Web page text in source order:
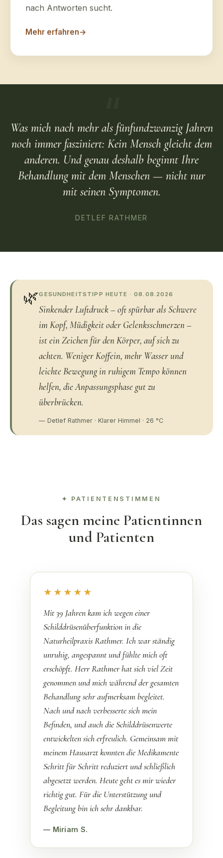
nach Antworten sucht.
Mehr erfahren→
“
Was mich nach mehr als fünfundzwanzig Jahren
noch immer fasziniert: Kein Mensch gleicht dem
anderen. Und genau deshalb beginnt Ihre
Behandlung mit dem Menschen — nicht nur
mit seinen Symptomen.
DETLEF RATHMER
🌿GESUNDHEITSTIPP HEUTE ·08.08.2026
Sinkender Luftdruck – oft spürbar als Schwere
im Kopf, Müdigkeit oder Gelenksschmerzen –
ist ein Zeichen für den Körper, auf sich zu
achten. Weniger Koffein, mehr Wasser und
leichte Bewegung in ruhigem Tempo können
helfen, die Anpassungsphase gut zu
überbrücken.
— Detlef Rathmer · Klarer Himmel · 26 °C
PATIENTENSTIMMEN
Das sagen meine Patientinnen
und Patienten
★★★★★
Mit 39 Jahren kam ich wegen einer
Schilddrüsenüberfunktion in die
Naturheilpraxis Rathmer. Ich war ständig
unruhig, angespannt und fühlte mich oft
erschöpft. Herr Rathmer hat sich viel Zeit
genommen und mich während der gesamten
Behandlung sehr aufmerksam begleitet.
Nach und nach verbesserte sich mein
Befinden, und auch die Schilddrüsenwerte
entwickelten sich erfreulich. Gemeinsam mit
meinem Hausarzt konnten die Medikamente
Schritt für Schritt reduziert und schließlich
abgesetzt werden. Heute geht es mir wieder
richtig gut. Für die Unterstützung und
Begleitung bin ich sehr dankbar.
— Miriam S.